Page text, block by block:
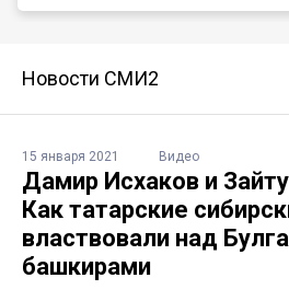
Новости СМИ2
15 января 2021 Видео
Дамир Исхаков и
Как татарские
властвовали над
башкирами